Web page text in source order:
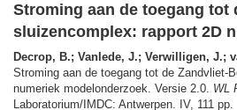
Stroming aan de toegang tot
sluizencomplex: rapport 2D
Decrop, B.; Vanlede, J.; Verwilligen, J.;
Stroming aan de toegang tot de Zandvliet-
numeriek modelonderzoek. Versie 2.0. WL
Laboratorium/IMDC: Antwerpen. IV, 111 pp.